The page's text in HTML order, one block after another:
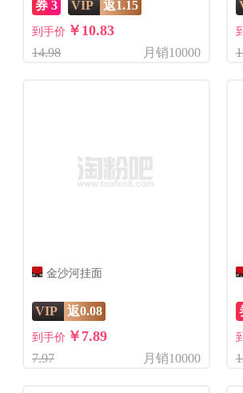
券 3 VIP 返1.15
到手价 ￥10.83
14.98 月销10000
金沙河挂面
VIP 返0.08
到手价 ￥7.89
7.97 月销10000